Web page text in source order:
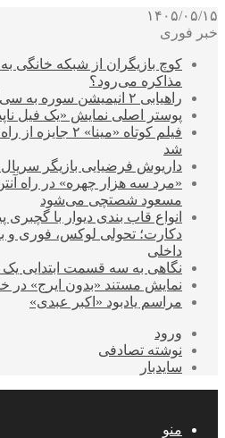
۱۴۰۵/۰۵/۱۵
خبر فوری
کوچ بازیگران از شبکه
مذاکره می‌رود؟
راهیابی ۲ انیمیشن سوره به سی‌امین جشنواره فیلم رود آیلند
پوستر اصلی نمایش «یک فیل
فیلم کوتاه
شد
داریوش فرضیایی بازیگر
«مرد سه هزار چهره» در راه
مسعود شصتچی می‌شود
انواع قاب بندی دیوار با
دکارت؛ تحولی لوکس، فوری و
داخلی
نگاهی به سه قسمت ابتدایی
نمایش مستند «بدون ایرج» در
مراسم یادبود «اکبر عبدی»
ورود
نوشته تصادفی
سایدبار
منو